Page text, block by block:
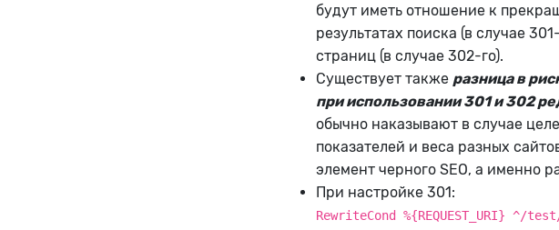
будут иметь отношение к
результатах поиска (в случае
страниц (в случае 302-го).
Существует также разница в
при использовании 301 и 302
обычно наказывают в случае
показателей и веса разных
элемент черного SEO, а именно
При настройке 301:
RewriteCond %{REQUEST_URI} ^/